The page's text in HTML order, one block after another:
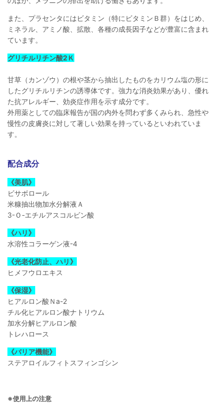
また、プラセンタにはビタミン（特にビタミンＢ群）をはじめ、
ミネラル、アミノ酸、拡散、各種の成長因子などが豊富に含まれ
ています。
グリチルリチン酸2Ｋ
甘草（カンゾウ）の根や茎から抽出したものをカリウム塩の形に
したグリチルリチンの誘導体です。強力な消炎効果があり、優れ
た抗アレルギー、効炎症作用を示す成分です。
外用薬としての臨床報告が国の内外を問わず多くみられ、急性や
慢性の皮膚炎に対して著しい効果を持っているといわれていま
す。
配合成分
《美肌》
ビサボロール
米糠抽出物加水分解液Ａ
3-Ｏ-エチルアスコルビン酸
《ハリ》
水溶性コラーゲン液-4
《光老化防止、ハリ》
ヒメフウロエキス
《保湿》
ヒアルロン酸Ｎa-2
チル化ヒアルロン酸ナトリウム
加水分解ヒアルロン酸
トレハロース
《バリア機能》
ステアロイルフィトスフィンゴシン
※使用上の注意